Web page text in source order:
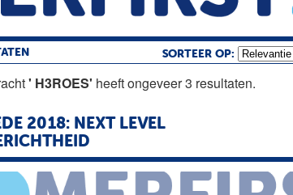
SORTEER OP:
' H3ROES' heeft ongeveer 3 resultaten.
2018: NEXT LEVEL